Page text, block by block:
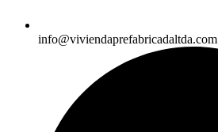
info@viviendaprefabricadaltda.com